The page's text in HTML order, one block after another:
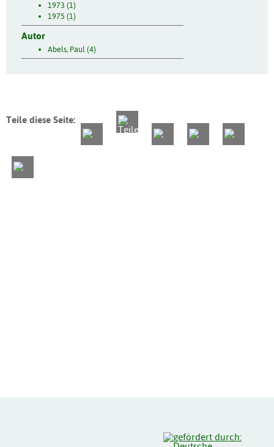
1973 (1)
1975 (1)
Autor
Abels, Paul (4)
Teile diese Seite: